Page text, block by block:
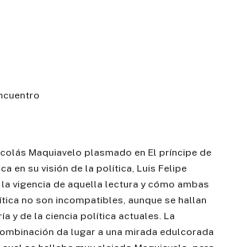
Maquiavelo plasmado en El príncipe de
en su visión de la política, Luis Felipe
vigencia de aquella lectura y cómo ambas
no son incompatibles, aunque se hallan
y de la ciencia política actuales. La
da lugar a una mirada edulcorada